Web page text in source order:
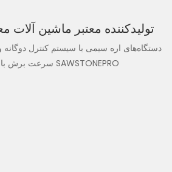
تولیدکننده معتبر ماشین
دستگاه‌های اره سیمی با سیستم کنترل
سرعت برش بالا و پایداری از SAWSTONEPRO